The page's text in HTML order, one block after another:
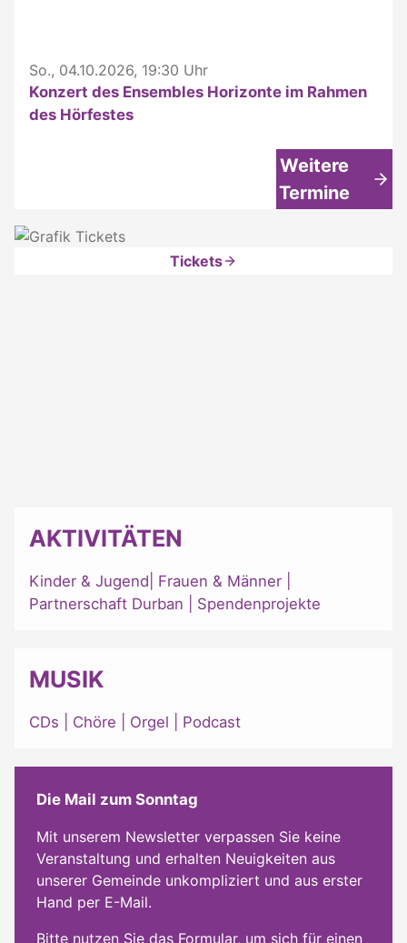
So., 04.10.2026, 19:30 Uhr
Konzert des Ensembles Horizonte im Rahmen
des Hörfestes
Weitere
Termine
Tickets
AKTIVITÄTEN
Kinder & Jugend Frauen & Männer
Partnerschaft Durban
Spendenprojekte
MUSIK
CDs Chöre Orgel Podcast
Die Mail zum Sonntag
Mit unserem Newsletter verpassen Sie keine
Veranstaltung und erhalten Neuigkeiten aus
unserer Gemeinde unkompliziert und aus erster
Hand per E-Mail.
Bitte nutzen Sie das Formular, um sich für einen